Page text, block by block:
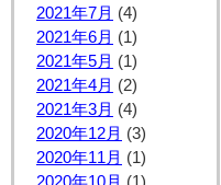
2021年7月 (4)
2021年6月 (1)
2021年5月 (1)
2021年4月 (2)
2021年3月 (4)
2020年12月 (3)
2020年11月 (1)